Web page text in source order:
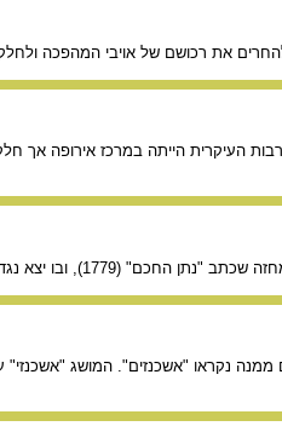
את רכושם של אויבי המהפכה
העיקרית הייתה במרכז
נגד דעות קדומות וקרא לסובלנות.
נקראו "אשכנזים". המושג "אשכנזי"